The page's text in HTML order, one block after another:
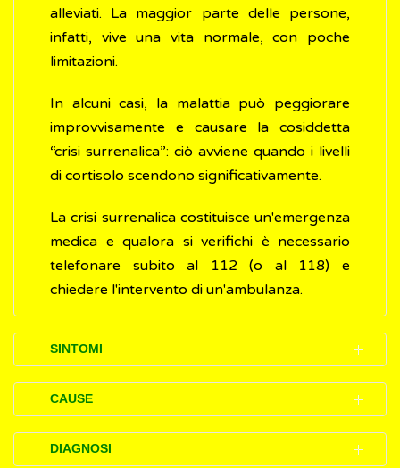
alleviati. La maggior parte delle persone,
infatti, vive una vita normale, con poche
limitazioni.
In alcuni casi, la malattia può peggiorare
improvvisamente e causare la cosiddetta
“crisi surrenalica”: ciò avviene quando i livelli
di cortisolo scendono significativamente.
La crisi surrenalica costituisce un'emergenza
medica e qualora si verifichi è necessario
telefonare subito al 112 (o al 118) e
chiedere l'intervento di un'ambulanza.
SINTOMI
Inizialmente, la malattia di Addison può
essere difficile da individuare, perché i
sintomi iniziali sono simili a quelli di molte
CAUSE
La malattia di Addison si sviluppa quando lo
DIAGNOSI